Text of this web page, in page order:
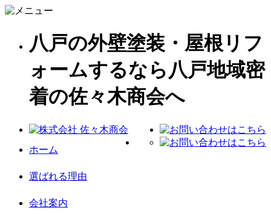
八戸の外壁塗装・屋根リフ
ォームするなら八戸地域密
着の佐々木商会へ
ホーム
選ばれる理由
会社案内